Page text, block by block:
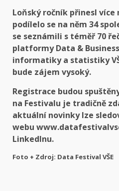
Loňský ročník přinesl více
podílelo se na něm 34
se seznámili s téměř 70
platformy Data & Business
informatiky a statistiky
bude zájem vysoký.
Registrace budou
na Festivalu je tradičně
aktuální novinky lze
webu
LinkedInu.
Foto + Zdroj: Data Festival VŠE